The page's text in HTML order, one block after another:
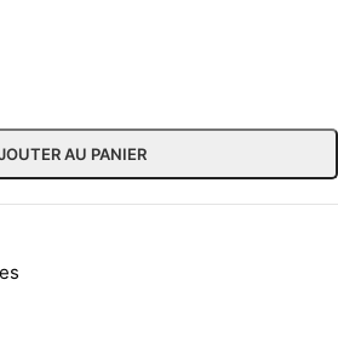
AU PANIER